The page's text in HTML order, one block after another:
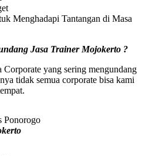
Menghadapi Tantangan di Masa
Jasa Trainer Mojokerto ?
yang sering mengundang
tidak semua corporate bisa kami